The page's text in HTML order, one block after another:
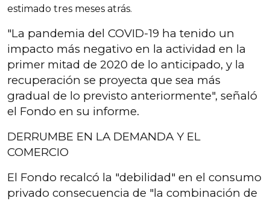
estimado tres meses atrás.
"La pandemia del COVID-19 ha tenido un
impacto más negativo en la actividad en la
primer mitad de 2020 de lo anticipado, y la
recuperación se proyecta que sea más
gradual de lo previsto anteriormente", señaló
el Fondo en su informe.
DERRUMBE EN LA DEMANDA Y EL
COMERCIO
El Fondo recalcó la "debilidad" en el consumo
privado consecuencia de "la combinación de